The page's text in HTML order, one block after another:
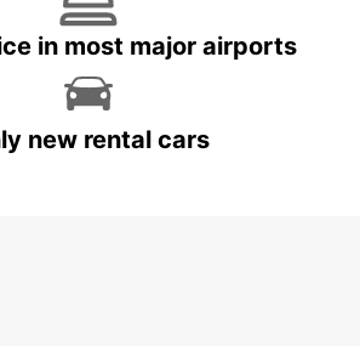
in most major airports
new rental cars